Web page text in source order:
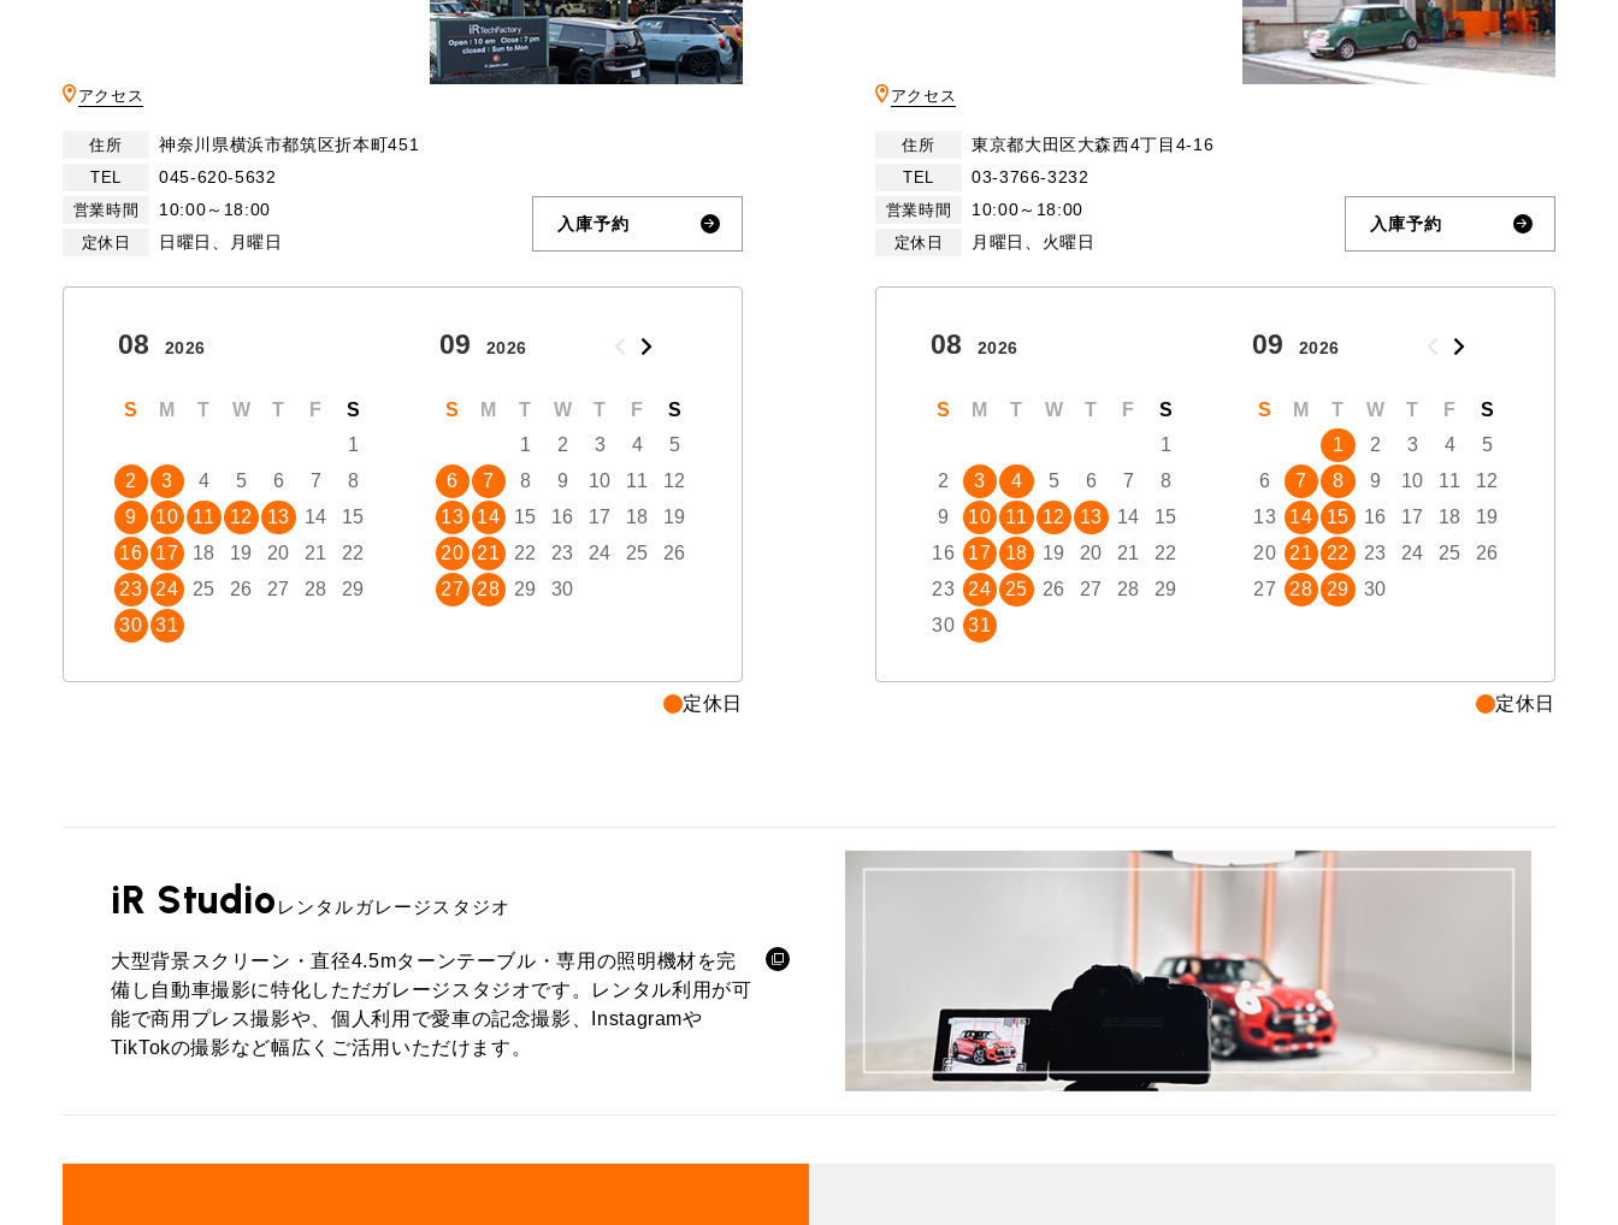
アクセス
住所 神奈川県横浜市都筑区折本町451
TEL 045-620-5632
営業時間 10:00～18:00
定休日 日曜日、月曜日
入庫予約
08 2026
S M T W T F
S
1
2
3 4 5 6 7
8
9
10 11 12 13 14
15
16
17 18 19 20 21
22
23
24 25 26 27 28
29
30
31
09 2026
S M T W T F
S
1
2 3 4
5
6
7 8 9 10 11
12
13
14 15 16 17 18
19
20
21 22 23 24 25
26
27
28 29 30
9
10
16
17
22 23
24
29 30 31
定休日
アクセス
住所 東京都大田区大森西4丁目4-16
TEL 03-3766-3232
営業時間 10:00～18:00
定休日 月曜日、火曜日
入庫予約
08 2026
S M T W T F
S
1
2
3 4 5 6 7
8
9
10 11 12 13 14
15
16
17 18 19 20 21
22
23
24 25 26 27 28
29
30
31
09 2026
S M T W T F
S
1
2 3 4
5
6
7 8 9 10 11
12
13
14 15 16 17 18
19
20
21 22 23 24 25
26
27
28 29 30
定休日
iR Studio レンタルガレージスタジオ
大型背景スクリーン・直径4.5mターンテーブル・専用の照明機材を完
備し自動車撮影に特化しただガレージスタジオです。レンタル利用が可
能で商用プレス撮影や、個人利用で愛車の記念撮影、Instagramや
TikTokの撮影など幅広くご活用いただけます。